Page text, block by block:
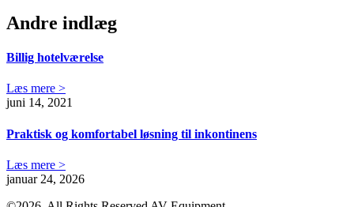
Andre indlæg
Billig hotelværelse
Læs mere >
juni 14, 2021
Praktisk og komfortabel løsning til inkontinens
Læs mere >
januar 24, 2026